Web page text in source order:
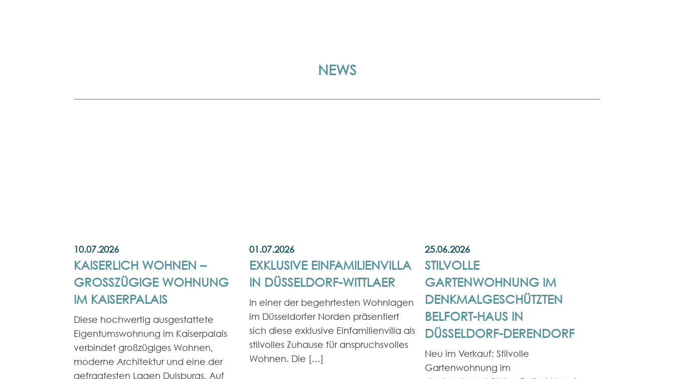
NEWS
10.07.2026
KAISERLICH WOHNEN –
GROSSZÜGIGE WOHNUNG I
M KAISERPALAIS
Diese hochwertig ausgestattete
Eigentumswohnung im Kaiserpalais
verbindet großzügiges Wohnen,
moderne Architektur und eine der
gefragtesten Lagen Duisburgs. Auf
01.07.2026
EXKLUSIVE EINFAMILIENVILLA
IN DÜSSELDORF-WITTLAER
In einer der begehrtesten Wohnlagen
im Düsseldorfer Norden präsentiert
sich diese exklusive Einfamilienvilla als
stilvolles Zuhause für anspruchsvolles
Wohnen. Die […]
25.06.2026
STILVOLLE
GARTENWOHNUNG IM
DENKMALGESCHÜTZTEN
BELFORT-HAUS IN
DÜSSELDORF-DERENDORF
Neu im Verkauf: Stilvolle
Gartenwohnung im